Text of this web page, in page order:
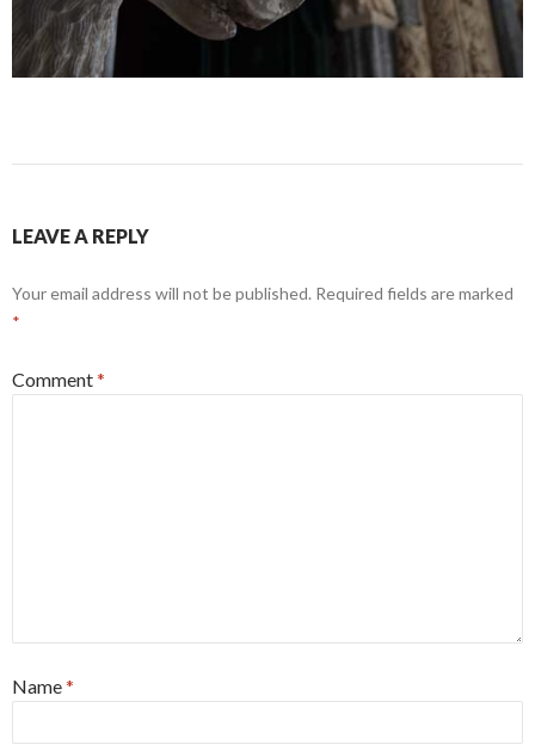
LEAVE A REPLY
Your email address will not be published. Required fields are marked
*
Comment*
Name*